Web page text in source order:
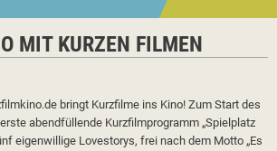
MIT KURZEN FILMEN
bringt Kurzfilme ins Kino! Zum Start des
abendfüllende Kurzfilmprogramm „Spielplatz
eigenwillige Lovestorys, frei nach dem Motto „Es